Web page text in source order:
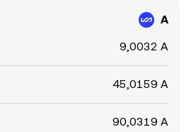
A
9,0032 A
45,0159 A
90,0319 A